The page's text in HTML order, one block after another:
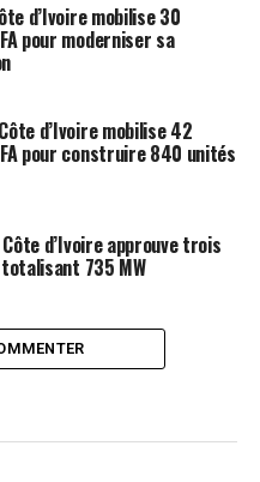
d’Ivoire mobilise 30
pour moderniser sa
d’Ivoire mobilise 42
pour construire 840 unités
d’Ivoire approuve trois
735 MW